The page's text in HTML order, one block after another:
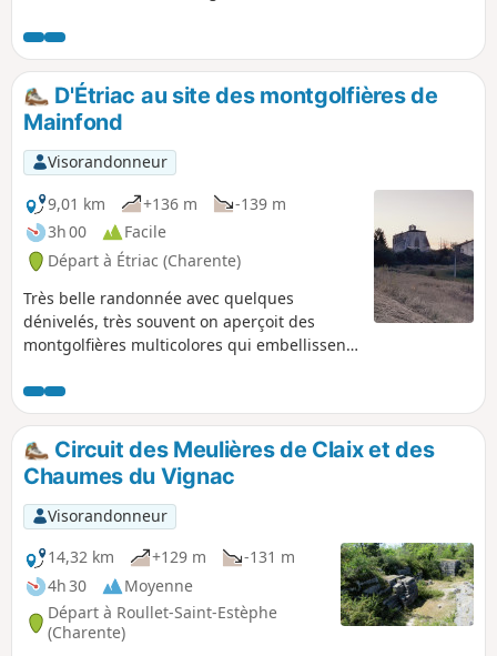
arches. Le Moulin du Duc avec ses gîtes.
D'Étriac au site des montgolfières de
Mainfond
Visorandonneur
9,01 km
+136 m
-139 m
3h 00
Facile
Départ à Étriac (Charente)
Très belle randonnée avec quelques
dénivelés, très souvent on aperçoit des
montgolfières multicolores qui embellissent
Circuit des Meulières de Claix et des
Chaumes du Vignac
Visorandonneur
14,32 km
+129 m
-131 m
4h 30
Moyenne
Départ à Roullet-Saint-Estèphe
(Charente)